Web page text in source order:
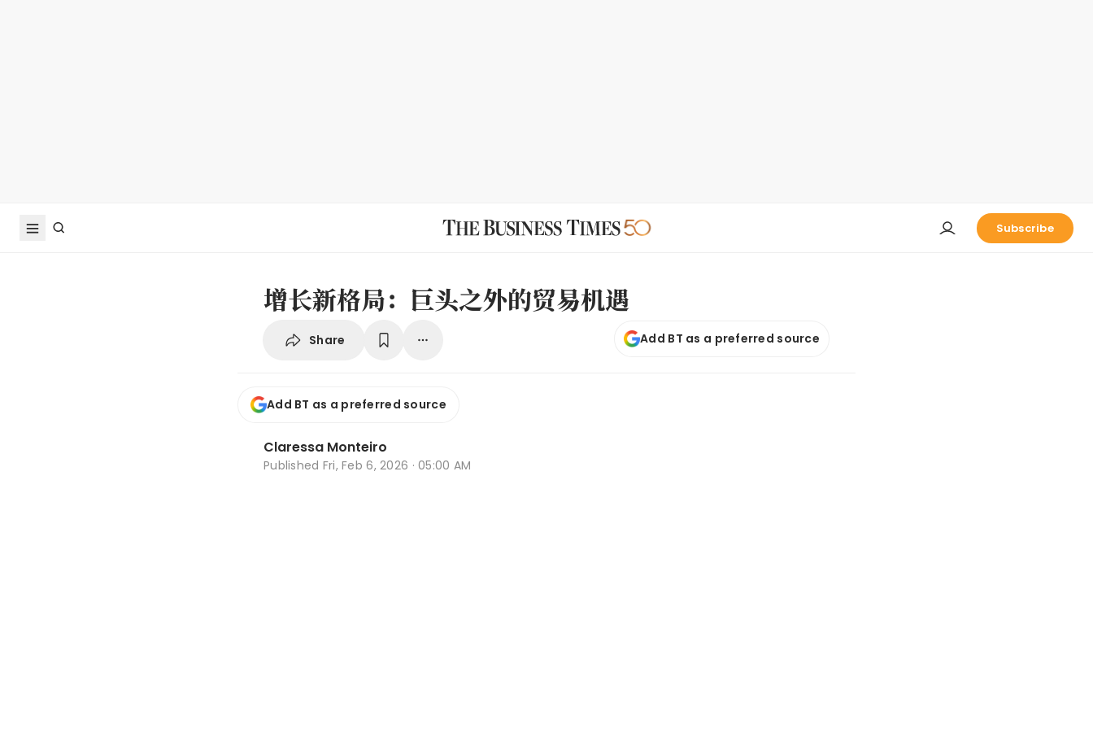
Subscribe
增长新格局：巨头之外的贸易机遇
Share Add BT as a preferred source
Add BT as a preferred source
Claressa Monteiro
Published Fri, Feb 6, 2026 · 05:00 AM